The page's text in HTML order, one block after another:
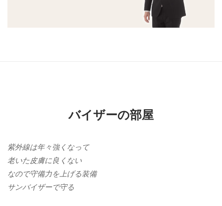
バイザーの部屋
紫外線は年々強くなって
老いた皮膚に良くない
なので守備力を上げる装備
サンバイザーで守る